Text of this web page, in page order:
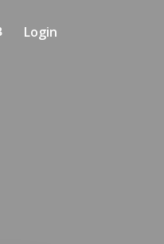
Login